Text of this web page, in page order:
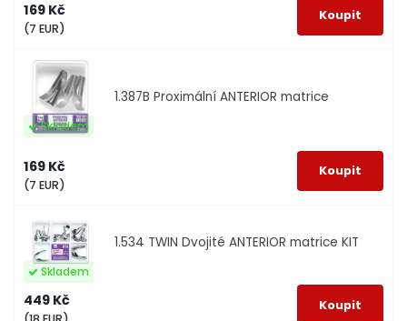
169 Kč
(7 EUR)
1.387B Proximální ANTERIOR matrice
Skladem
169 Kč
(7 EUR)
1.534 TWIN Dvojité ANTERIOR matrice KIT
Skladem
449 Kč